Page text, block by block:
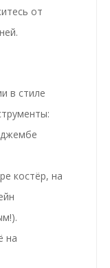
от
в стиле
джембе
костёр, на
на